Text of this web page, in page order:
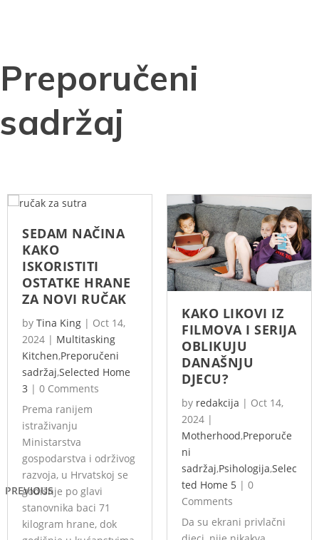
Preporučeni
sadržaj
PREVIOUS
SEDAM NAČINA
KAKO
ISKORISTITI
OSTATKE HRANE
ZA NOVI RUČAK
by Tina King | Oct 14,
2024 | Multitasking
Kitchen,Preporučeni
sadržaj,Selected Home
3 | 0 Comments
Prema ranijem
istraživanju
Ministarstva
gospodarstva i održivog
razvoja, u Hrvatskoj se
godišnje po glavi
stanovnika baci 71
kilogram hrane, dok
KAKO LIKOVI IZ
FILMOVA I SERIJA
OBLIKUJU
DANAŠNJU
DJECU?
by redakcija | Oct 14,
2024 |
Motherhood,Preporuče
ni
sadržaj,Psihologija,Selec
ted Home 5 | 0
Comments
Da su ekrani privlačni